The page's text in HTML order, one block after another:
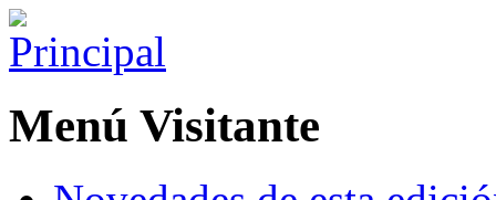
Menú Visitante